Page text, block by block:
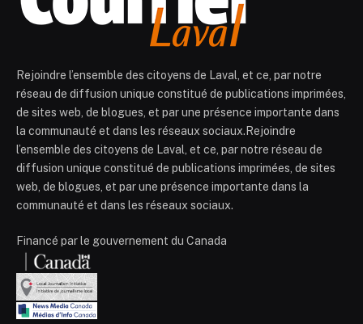
Rejoindre l’ensemble des citoyens de Laval, et ce, par notre
réseau de diffusion unique constitué de publications imprimées,
de sites web, de blogues, et par une présence importante dans
la communauté et dans les réseaux sociaux.Rejoindre
l’ensemble des citoyens de Laval, et ce, par notre réseau de
diffusion unique constitué de publications imprimées, de sites
web, de blogues, et par une présence importante dans la
communauté et dans les réseaux sociaux.
Financé par le gouvernement du Canada